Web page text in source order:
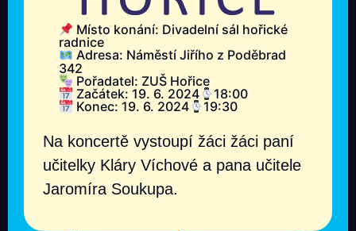
Místo konání: Divadelní sál hořické
radnice
Adresa: Náměstí Jiřího z Poděbrad
342
Pořadatel: ZUŠ Hořice
Začátek: 19. 6. 2024
18:00
Konec: 19. 6. 2024
19:30
Na koncertě vystoupí žáci žáci paní
učitelky Kláry Víchové a pana učitele
Jaromíra Soukupa.